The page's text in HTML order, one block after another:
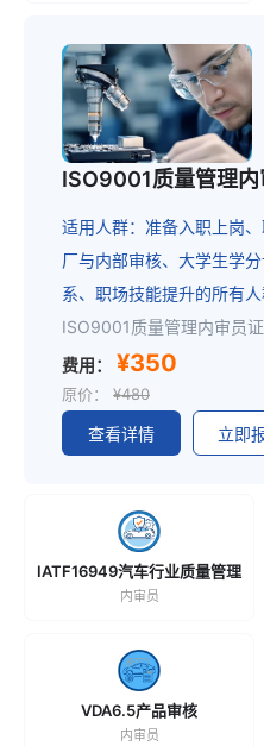
ISO9001质量管理内
适用人群：准备入职上岗
厂与内部审核、大学生学
系、职场技能提升的所有
费用：
¥350
原价： ¥480
查看详情 立即
IATF16949汽车行业质量管理
内审员
VDA6.5产品审核
内审员